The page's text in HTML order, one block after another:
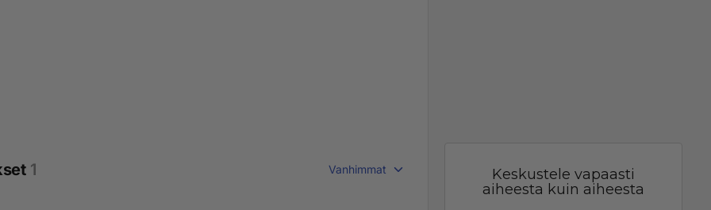
1 Vanhimmat
Keskustele vapaasti
aiheesta kuin aiheesta